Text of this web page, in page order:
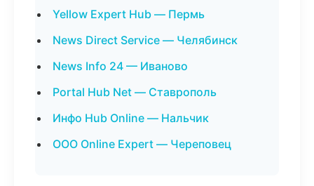
Yellow Expert Hub — Пермь
News Direct Service — Челябинск
News Info 24 — Иваново
Portal Hub Net — Ставрополь
Инфо Hub Online — Нальчик
ООО Online Expert — Череповец